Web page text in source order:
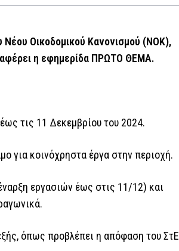
Νέου Οικοδομικού Κανονισμού (ΝΟΚ),
η εφημερίδα ΠΡΩΤΟ ΘΕΜΑ.
τις 11 Δεκεμβρίου του 2024.
για κοινόχρηστα έργα στην περιοχή.
εργασιών έως στις 11/12) και
όπως προβλέπει η απόφαση του ΣτΕ